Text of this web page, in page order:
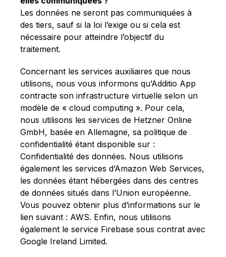
Les données ne seront pas communiquées à
des tiers, sauf si la loi l’exige ou si cela est
nécessaire pour atteindre l’objectif du
traitement.
Concernant les services auxiliaires que nous
utilisons, nous vous informons qu’Additio App
contracte son infrastructure virtuelle selon un
modèle de « cloud computing ». Pour cela,
nous utilisons les services de Hetzner Online
GmbH, basée en Allemagne, sa politique de
confidentialité étant disponible sur :
Confidentialité des données. Nous utilisons
également les services d’Amazon Web Services,
les données étant hébergées dans des centres
de données situés dans l’Union européenne.
Vous pouvez obtenir plus d’informations sur le
lien suivant : AWS. Enfin, nous utilisons
également le service Firebase sous contrat avec
Google Ireland Limited.